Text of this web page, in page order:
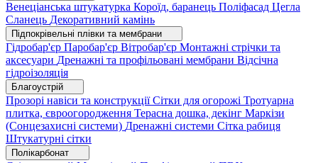
Венеціанська штукатурка Короїд, баранець Поліфасад Цегла
Сланець Декоративний камінь
Підпокрівельні плівки та мембрани
Гідробар'єр Паробар'єр Вітробар'єр Монтажні стрічки та
аксесуари Дренажні та профільовані мембрани Відсічна
гідроізоляція
Благоустрій
Прозорі навіси та конструкціїСітки для огорожі Тротуарна
плитка, євроогородження Терасна дошка, декінг Маркізи
(Сонцезахисні системи) Дренажні системи Сітка рабиця
Штукатурні сітки
Полікарбонат